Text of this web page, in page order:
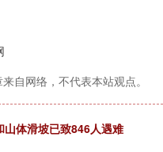
自网络，不代表本站观点。
体滑坡已致846人遇难